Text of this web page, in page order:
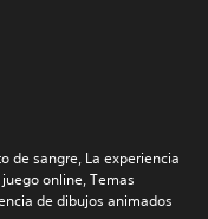
de sangre, La experiencia
online, Temas
de dibujos animados